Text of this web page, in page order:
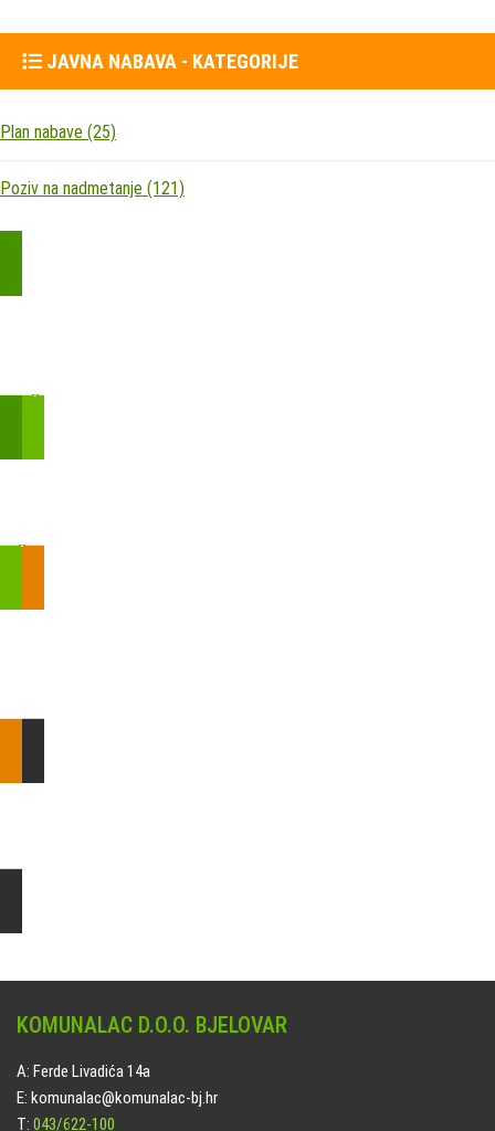
JAVNA NABAVA - KATEGORIJE
Plan nabave (25)
Poziv na nadmetanje (121)
KOMUNALAC D.O.O. BJELOVAR
A: Ferde Livadića 14a
E: komunalac@komunalac-bj.hr
T: 043/622-100